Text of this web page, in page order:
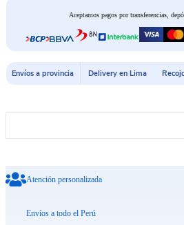
Aceptamos pagos por transferencias,
Envíos a provincia Delivery en Lima
Atención personalizada
Envíos a todo el Perú